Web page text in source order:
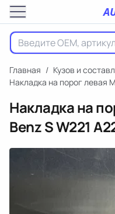
Главная / Кузов и
Накладка на порог левая
Накладка на
Benz S W221